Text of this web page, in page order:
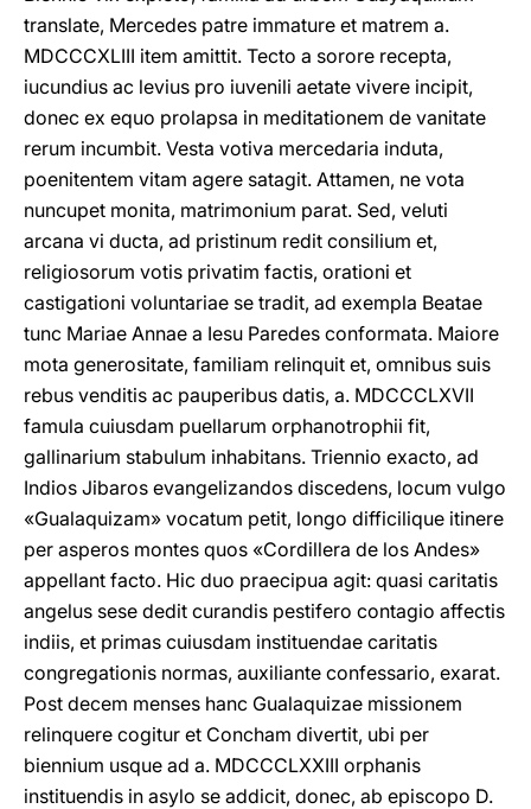
translate, Mercedes patre immature et matrem a.
MDCCCXLIII item amittit. Tecto a sorore recepta,
iucundius ac levius pro iuvenili aetate vivere incipit,
donec ex equo prolapsa in meditationem de vanitate
rerum incumbit. Vesta votiva mercedaria induta,
poenitentem vitam agere satagit. Attamen, ne vota
nuncupet monita, matrimonium parat. Sed, veluti
arcana vi ducta, ad pristinum redit consilium et,
religiosorum votis privatim factis, orationi et
castigationi voluntariae se tradit, ad exempla Beatae
tunc Mariae Annae a Iesu Paredes conformata. Maiore
mota generositate, familiam relinquit et, omnibus suis
rebus venditis ac pauperibus datis, a. MDCCCLXVII
famula cuiusdam puellarum orphanotrophii fit,
gallinarium stabulum inhabitans. Triennio exacto, ad
Indios Jibaros evangelizandos discedens, locum vulgo
«Gualaquizam» vocatum petit, longo difficilique itinere
per asperos montes quos «Cordillera de los Andes»
appellant facto. Hic duo praecipua agit: quasi caritatis
angelus sese dedit curandis pestifero contagio affectis
indiis, et primas cuiusdam instituendae caritatis
congregationis normas, auxiliante confessario, exarat.
Post decem menses hanc Gualaquizae missionem
relinquere cogitur et Concham divertit, ubi per
biennium usque ad a. MDCCCLXXIII orphanis
instituendis in asylo se addicit, donec, ab episcopo D.